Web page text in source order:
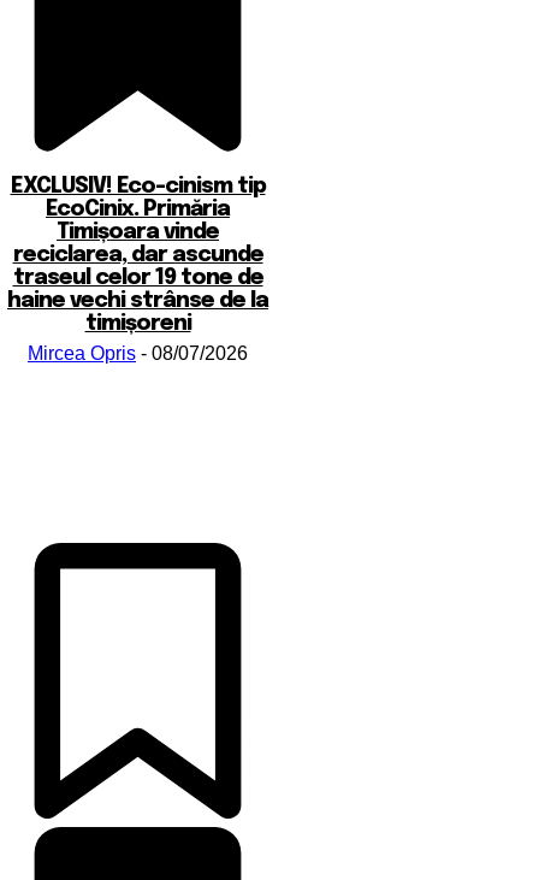
EXCLUSIV! Eco-cinism tip
EcoCinix. Primăria
Timișoara vinde
reciclarea, dar ascunde
traseul celor 19 tone de
haine vechi strânse de la
timișoreni
Mircea Opris - 08/07/2026